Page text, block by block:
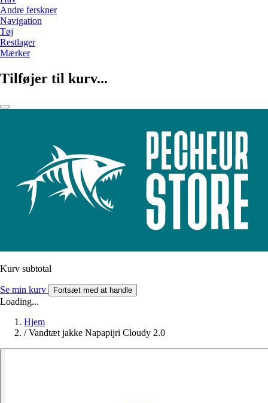
Andre ferskner
Navigation
Tøj
Restlager
Mærker
Tilføjer til kurv...
Kurv subtotal
Se min kurv Fortsæt med at handle
Loading...
Hjem
/ Vandtæt jakke Napapijri Cloudy 2.0